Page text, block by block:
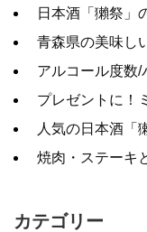
日本酒「獺祭」
青森県の美味し
アルコール度数
プレゼントに！
人気の日本酒「
焼肉・ステーキ
カテゴリー